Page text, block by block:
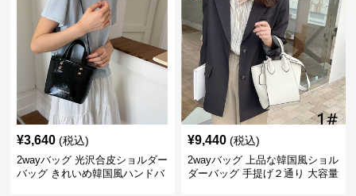
¥3,640 (税込)
2wayバッグ 光沢合皮ショルダー
バッグ きれいめ韓国風ハンドバ
¥9,440 (税込)
2wayバッグ 上品な韓国風ショル
ダーバッグ 手提げ２通り 大容量